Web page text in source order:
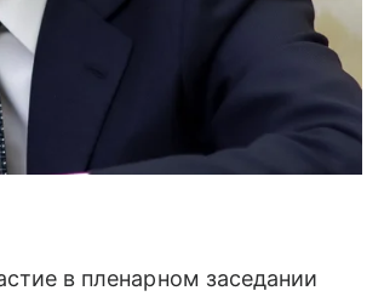
в пленарном заседании